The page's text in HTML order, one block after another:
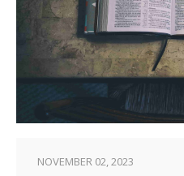
NOVEMBER 02, 2023